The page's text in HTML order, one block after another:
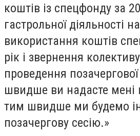
коштів із спецфонду за
гастрольної діяльності
використання коштів
рік і звернення
проведення
швидше ви надасте мені
тим швидше ми будемо
позачергову сесію.»